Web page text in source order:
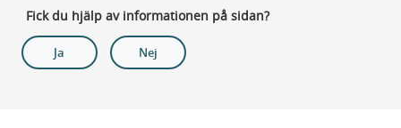
Fick du hjälp av informationen på sidan?
Ja Nej